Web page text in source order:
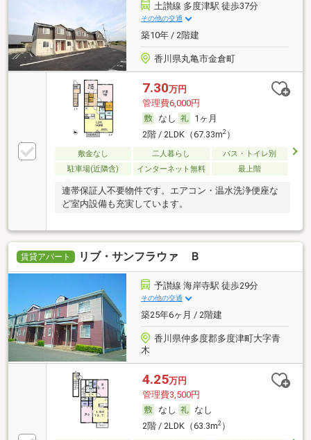
土讃線 多度津駅 徒歩37分
その他の交通
築10年 / 2階建
香川県丸亀市金倉町
7.30万円
管理費6,000円
なし
1ヶ月
2階 / 2LDK（67.33m2）
敷金なし 二人暮らし
バス・トイレ別
駐車場(近隣含)
インターネット無料 最上階
連帯保証人不要物件です。エアコン・温水洗浄便座な
ど室内設備も充実しています。
賃貸アパート リブ・サンフラウァ Ｂ
予讃線 海岸寺駅 徒歩29分
その他の交通
築25年6ヶ月 / 2階建
香川県仲多度郡多度津町大字青
木
4.25万円
管理費3,500円
なし
なし
2階 / 2LDK（63.3m2）